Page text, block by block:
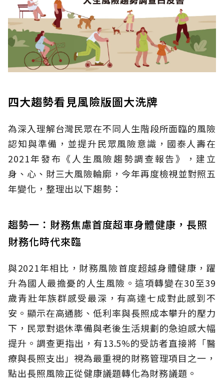
四大趨勢看見風險版圖大洗牌
為深入理解台灣民眾在不同人生階段所面臨的風險
認知與準備，並提升民眾風險意識，國泰人壽在
2021年發布《人生風險趨勢調查報告》，建立
身、心、財三大風險輪廓，今年再度檢視並對照五
年變化，整理出以下趨勢：
趨勢一：財務焦慮首度超車身體健康，長照
財務化時代來臨
與2021年相比，財務風險首度超越身體健康，躍
升為國人最擔憂的人生風險。這項轉變在30至39
歲青壯年族群感受最深，有高達七成對此感到不
安。顯示在高通膨、低利率與長照成本攀升的壓力
下，民眾對退休準備與老後生活規劃的急迫感大幅
提升。調查更指出，有13.5%的受訪者直接將「醫
療與長照支出」視為最重視的財務管理項目之一，
點出長照風險正從健康議題轉化為財務議題。